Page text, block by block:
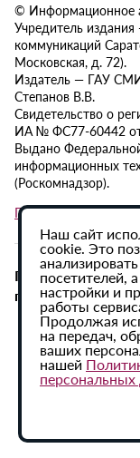
© Информационное
Учредитель
коммуникаций
Московская, д. 72).
Издатель — ГАУ
Степанов В.В.
Свидетельство о
ИА № ФС77-60442 от
Выдано
информационных
(Роскомнадзор).
Политика в
При
гиперссылка на
Наш сайт
cookie. Это
посетителей,
настройки и
работы
Продолжая
на передач,
ваших
нашей